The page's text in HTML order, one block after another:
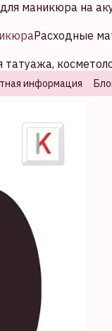
маникюра на
Расходные
информация